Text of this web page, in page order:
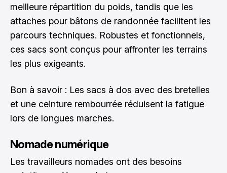
meilleure répartition du poids, tandis que les
attaches pour bâtons de randonnée facilitent les
parcours techniques. Robustes et fonctionnels,
ces sacs sont conçus pour affronter les terrains
les plus exigeants.
Bon à savoir : Les sacs à dos avec des bretelles
et une ceinture rembourrée réduisent la fatigue
lors de longues marches.
Nomade numérique
Les travailleurs nomades ont des besoins